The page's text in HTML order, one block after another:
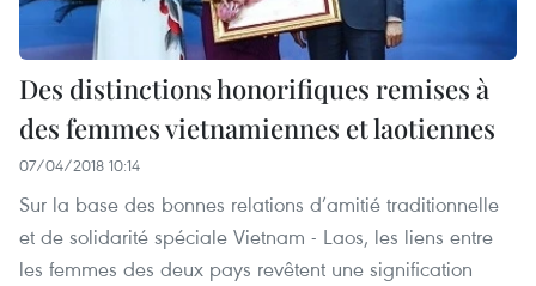
Des distinctions honorifiques remises à
des femmes vietnamiennes et laotiennes
07/04/2018 10:14
Sur la base des bonnes relations d’amitié traditionnelle
et de solidarité spéciale Vietnam - Laos, les liens entre
les femmes des deux pays revêtent une signification